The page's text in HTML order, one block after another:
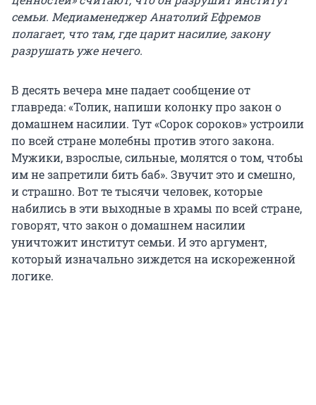
семьи. Медиаменеджер Анатолий Ефремов
полагает, что там, где царит насилие, закону
разрушать уже нечего.
В десять вечера мне падает сообщение от
главреда: «Толик, напиши колонку про закон о
домашнем насилии. Тут «Сорок сороков» устроили
по всей стране молебны против этого закона.
Мужики, взрослые, сильные, молятся о том, чтобы
им не запретили бить баб». Звучит это и смешно,
и страшно. Вот те тысячи человек, которые
набились в эти выходные в храмы по всей стране,
говорят, что закон о домашнем насилии
уничтожит институт семьи. И это аргумент,
который изначально зиждется на искореженной
логике.